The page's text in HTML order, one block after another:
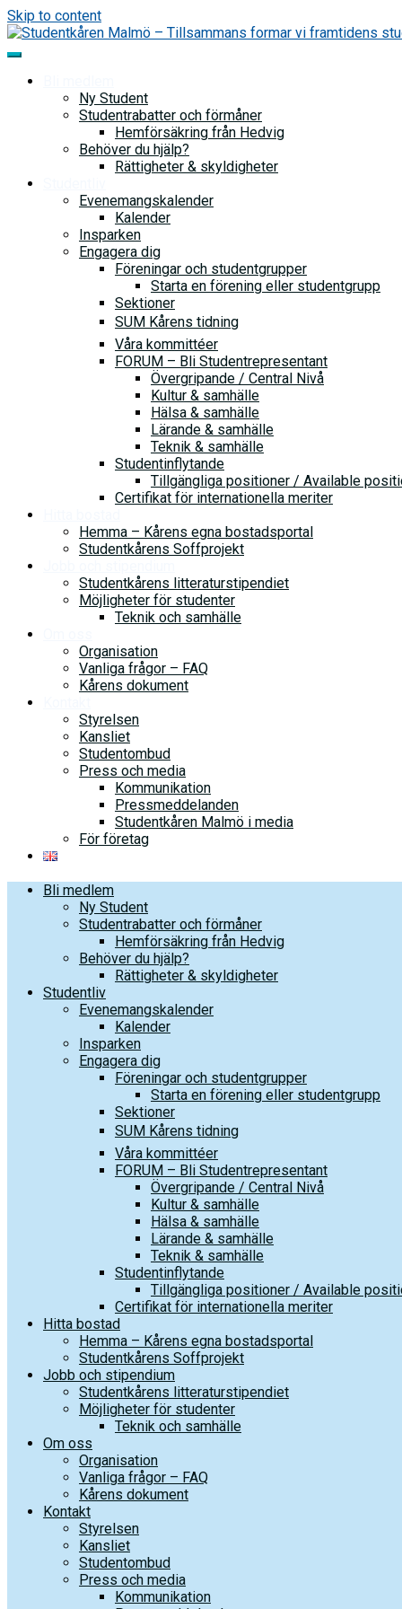
Skip to content
Ny Student
Studentrabatter och förmåner
Hemförsäkring från Hedvig
Behöver du hjälp?
Rättigheter & skyldigheter
Evenemangskalender
Kalender
Insparken
Engagera dig
Föreningar och studentgrupper
Starta en förening eller studentgrupp
Sektioner
SUM Kårens tidning
Våra kommittéer
FORUM – Bli Studentrepresentant
Övergripande / Central Nivå
Kultur & samhälle
Hälsa & samhälle
Lärande & samhälle
Teknik & samhälle
Studentinflytande
Tillgängliga positioner / Available
Certifikat för internationella meriter
Hemma – Kårens egna bostadsportal
Studentkårens Soffprojekt
Studentkårens litteraturstipendiet
Möjligheter för studenter
Teknik och samhälle
Organisation
Vanliga frågor – FAQ
Kårens dokument
Styrelsen
Kansliet
Studentombud
Press och media
Kommunikation
Pressmeddelanden
Studentkåren Malmö i media
För företag
Bli medlem
Ny Student
Studentrabatter och förmåner
Hemförsäkring från Hedvig
Behöver du hjälp?
Rättigheter & skyldigheter
Studentliv
Evenemangskalender
Kalender
Insparken
Engagera dig
Föreningar och studentgrupper
Starta en förening eller studentgrupp
Sektioner
SUM Kårens tidning
Våra kommittéer
FORUM – Bli Studentrepresentant
Övergripande / Central Nivå
Kultur & samhälle
Hälsa & samhälle
Lärande & samhälle
Teknik & samhälle
Studentinflytande
Tillgängliga positioner / Available
Certifikat för internationella meriter
Hitta bostad
Hemma – Kårens egna bostadsportal
Studentkårens Soffprojekt
Jobb och stipendium
Studentkårens litteraturstipendiet
Möjligheter för studenter
Teknik och samhälle
Om oss
Organisation
Vanliga frågor – FAQ
Kårens dokument
Kontakt
Styrelsen
Kansliet
Studentombud
Press och media
Kommunikation